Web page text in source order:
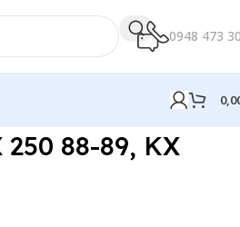
0948 473
88-89, KX